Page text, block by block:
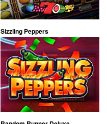
Sizzling Peppers